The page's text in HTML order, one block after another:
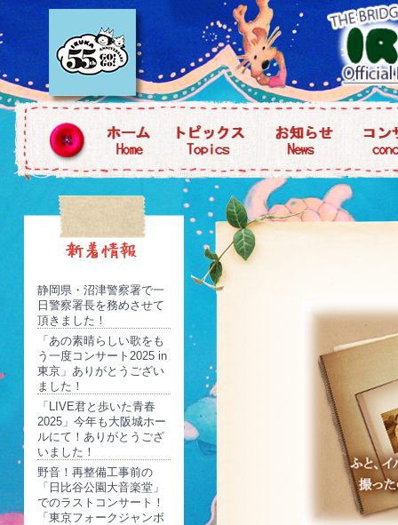
静岡県・沼津警察署で一
日警察署長を務めさせて
頂きました！
「あの素晴らしい歌をも
う一度コンサート2025 in
東京」ありがとうござい
ました！
「LIVE君と歩いた青春
2025」今年も大阪城ホー
ルにて！ありがとうござ
いました！
野音！再整備工事前の
「日比谷公園大音楽堂」
でのラストコンサート！
「東京フォークジャンボ